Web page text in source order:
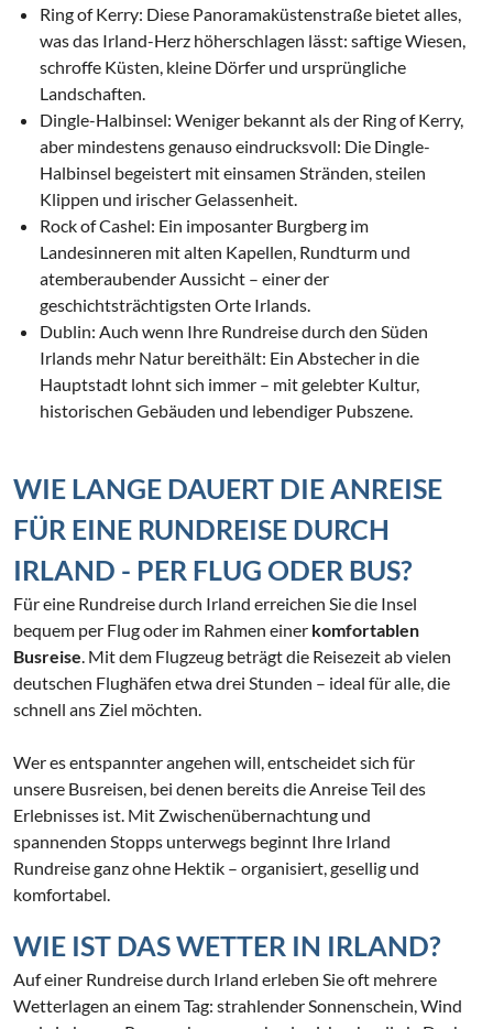
Ring of Kerry: Diese Panoramaküstenstraße bietet alles,
was das Irland-Herz höherschlagen lässt: saftige Wiesen,
schroffe Küsten, kleine Dörfer und ursprüngliche
Landschaften.
Dingle-Halbinsel: Weniger bekannt als der Ring of Kerry,
aber mindestens genauso eindrucksvoll: Die Dingle-
Halbinsel begeistert mit einsamen Stränden, steilen
Klippen und irischer Gelassenheit.
Rock of Cashel: Ein imposanter Burgberg im
Landesinneren mit alten Kapellen, Rundturm und
atemberaubender Aussicht – einer der
geschichtsträchtigsten Orte Irlands.
Dublin: Auch wenn Ihre Rundreise durch den Süden
Irlands mehr Natur bereithält: Ein Abstecher in die
Hauptstadt lohnt sich immer – mit gelebter Kultur,
historischen Gebäuden und lebendiger Pubszene.
WIE LANGE DAUERT DIE ANREISE
FÜR EINE RUNDREISE DURCH
IRLAND - PER FLUG ODER BUS?
Für eine Rundreise durch Irland erreichen Sie die Insel
bequem per Flug oder im Rahmen einer komfortablen
Busreise. Mit dem Flugzeug beträgt die Reisezeit ab vielen
deutschen Flughäfen etwa drei Stunden – ideal für alle, die
schnell ans Ziel möchten.
Wer es entspannter angehen will, entscheidet sich für
unsere Busreisen, bei denen bereits die Anreise Teil des
Erlebnisses ist. Mit Zwischenübernachtung und
spannenden Stopps unterwegs beginnt Ihre Irland
Rundreise ganz ohne Hektik – organisiert, gesellig und
komfortabel.
WIE IST DAS WETTER IN IRLAND?
Auf einer Rundreise durch Irland erleben Sie oft mehrere
Wetterlagen an einem Tag: strahlender Sonnenschein, Wind